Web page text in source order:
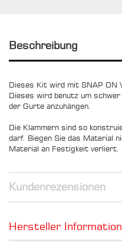
Beschreibung
Dieses Kit wird mit SNAP ON
Dieses wird benutz um
der Gurte anzuhängen.
Die Klammern sind so
darf. Biegen Sie das Material
Material an Festigkeit verliert.
Kundenrezensionen
Hersteller